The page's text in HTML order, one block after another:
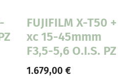
FUJIFILM X-T50 +
xc 15-45mmm
F3,5-5,6 O.I.S. PZ
1.679,00 €